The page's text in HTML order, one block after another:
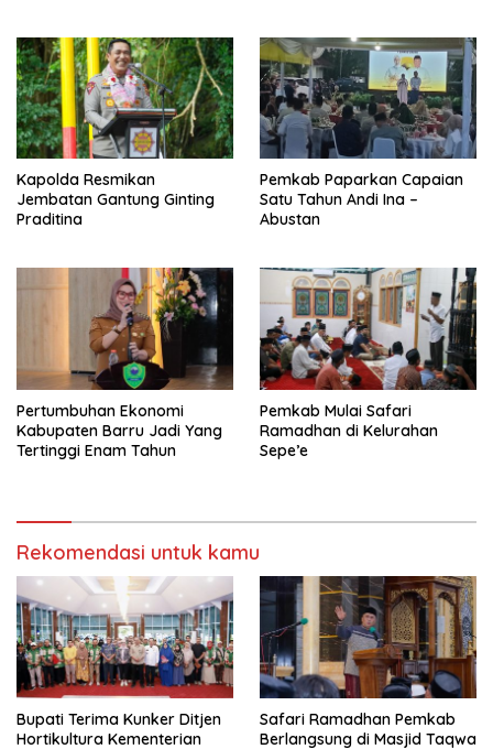
Kapolda Resmikan
Jembatan Gantung Ginting
Praditina
Pemkab Paparkan Capaian
Satu Tahun Andi Ina –
Abustan
Pertumbuhan Ekonomi
Kabupaten Barru Jadi Yang
Tertinggi Enam Tahun
Pemkab Mulai Safari
Ramadhan di Kelurahan
Sepe’e
Rekomendasi untuk kamu
Bupati Terima Kunker Ditjen
Hortikultura Kementerian
Safari Ramadhan Pemkab
Berlangsung di Masjid Taqwa